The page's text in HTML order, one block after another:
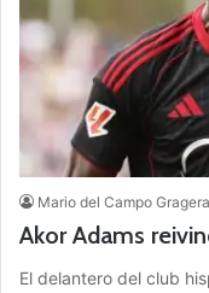
Mario del Campo Gragera
Akor Adams
El delantero del club